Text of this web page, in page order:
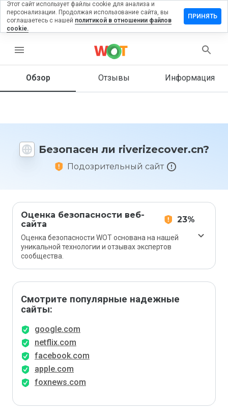
menu
Обзор Отзывы Информация
Безопасен ли riverizecover.cn?
Подозрительный сайт
Оценка безопасности веб-
сайта
23%
Оценка безопасности WOT основана на нашей
уникальной технологии и отзывах экспертов
сообщества.
Смотрите популярные надежные
сайты:
google.com
netflix.com
facebook.com
apple.com
foxnews.com
на
Как бы
этот
1 до 5?
Этот сайт использует файлы cookie для анализа и
персонализации. Продолжая использование сайта, вы
соглашаетесь с нашей политикой в отношении файлов
cookie.
ПРИНЯТЬ